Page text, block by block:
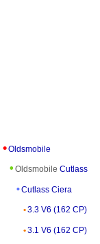
Oldsmobile
Oldsmobile Cutlass
Cutlass Ciera
3.3 V6 (162 CP)
3.1 V6 (162 CP)